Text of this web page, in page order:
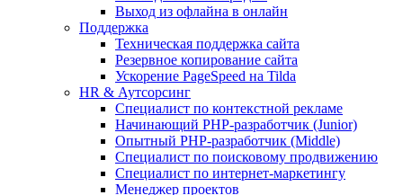
Выход из офлайна в онлайн
Поддержка
Техническая поддержка сайта
Резервное копирование сайта
Ускорение PageSpeed на Tilda
HR & Аутсорсинг
Специалист по контекстной рекламе
Начинающий PHP-разработчик (Junior)
Опытный PHP-разработчик (Middle)
Специалист по поисковому продвижению
Специалист по интернет-маркетингу
Менеджер проектов